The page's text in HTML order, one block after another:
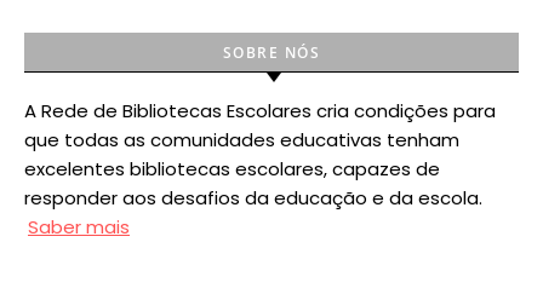
SOBRE NÓS
A Rede de Bibliotecas Escolares cria condições para
que todas as comunidades educativas tenham
excelentes bibliotecas escolares, capazes de
responder aos desafios da educação e da escola.
Saber mais